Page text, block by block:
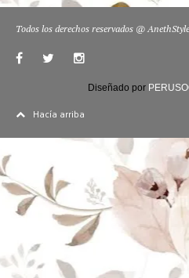
Todos los derechos reservados @
Diseñado por
Hacía arriba